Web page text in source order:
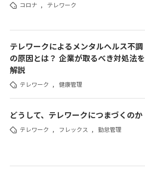
コロナ , テレワーク
テレワークによるメンタルヘルス不調
の原因とは？ 企業が取るべき対処法を
解説
テレワーク , 健康管理
どうして、テレワークにつまづくのか
テレワーク , フレックス , 勤怠管理